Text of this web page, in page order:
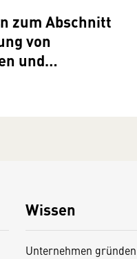
zum Abschnitt
von
und
Wissen
Unternehmen gründen